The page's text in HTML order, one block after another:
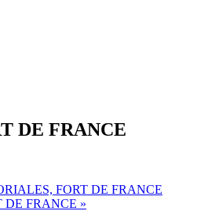
DE FRANCE
FORT DE FRANCE
DE FRANCE »